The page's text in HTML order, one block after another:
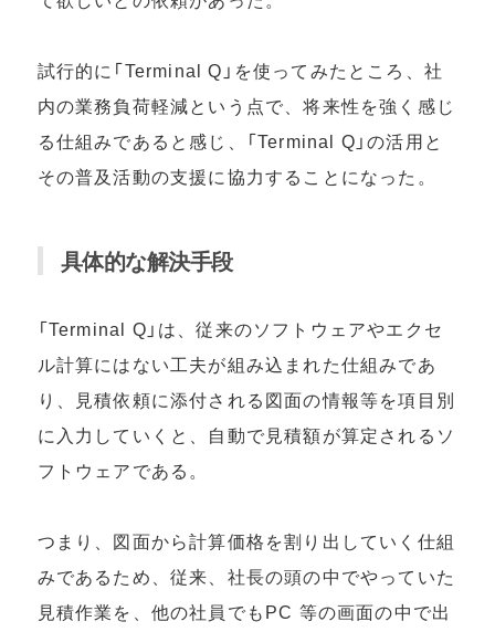
試⾏的に「Terminal Q」を使ってみたところ、社
内の業務負荷軽減という点で、将来性を強く感じ
る仕組みであると感じ、「Terminal Q」の活⽤と
その普及活動の⽀援に協⼒することになった。
具体的な解決手段
「Terminal Q」は、従来のソフトウェアやエクセ
ル計算にはない⼯夫が組み込まれた仕組みであ
り、⾒積依頼に添付される図⾯の情報等を項⽬別
に⼊⼒していくと、⾃動で⾒積額が算定されるソ
フトウェアである。
つまり、図⾯から計算価格を割り出していく仕組
みであるため、従来、社⻑の頭の中でやっていた
⾒積作業を、他の社員でもPC 等の画⾯の中で出